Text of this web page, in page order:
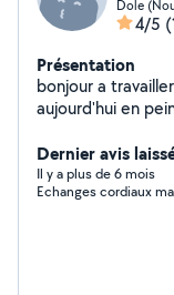
Dole
4/5
Présentation
bonjour a
aujourd'hui en
et a travailler a
a fermer
Dernier avis
Il y a plus de 6 mois
Echanges cordiaux